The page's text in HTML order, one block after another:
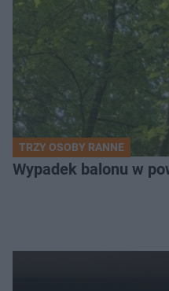
TRZY OSOBY RANNE
Wypadek balonu w